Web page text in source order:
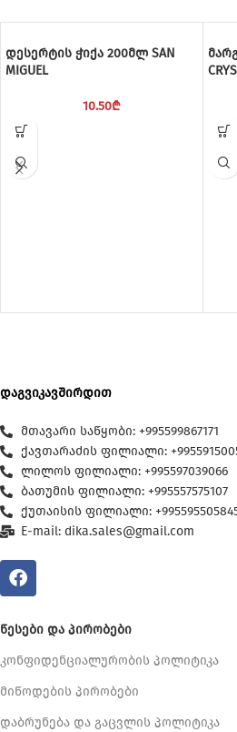
დესერტის ჭიქა 200მლ SAN
MIGUEL
10.50₾
დაგვიკავშირდით
მთავარი საწყობი: +995599867171
ქავთარაძის ფილიალი:
ლილოს ფილიალი: +995597039066
ბათუმის ფილიალი: +995557575107
ქუთაისის ფილიალი:
E-mail: dika.sales@gmail.com
ᲬᲔᲡᲔᲑᲘ ᲓᲐ ᲞᲘᲠᲝᲑᲔᲑᲘ
კონფიდენციალურობის პოლიტიკა
მიწოდების პირობები
დაბრუნება და გაცვლის პოლიტიკა